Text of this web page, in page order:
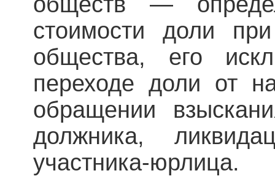
стоимости доли
общества, его
переходе доли от
обращении
должника,
участника-юрлица.